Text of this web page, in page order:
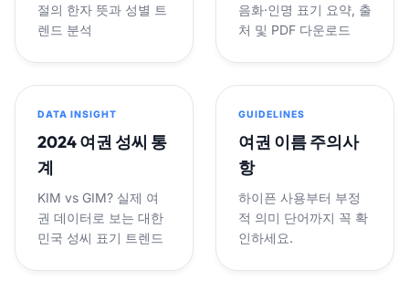
절의 한자 뜻과 성별 트
렌드 분석
음화·인명 표기 요약, 출
처 및 PDF 다운로드
DATA INSIGHT
2024 여권 성씨 통
계
KIM vs GIM? 실제 여
권 데이터로 보는 대한
민국 성씨 표기 트렌드
GUIDELINES
여권 이름 주의사
항
하이픈 사용부터 부정
적 의미 단어까지 꼭 확
인하세요.